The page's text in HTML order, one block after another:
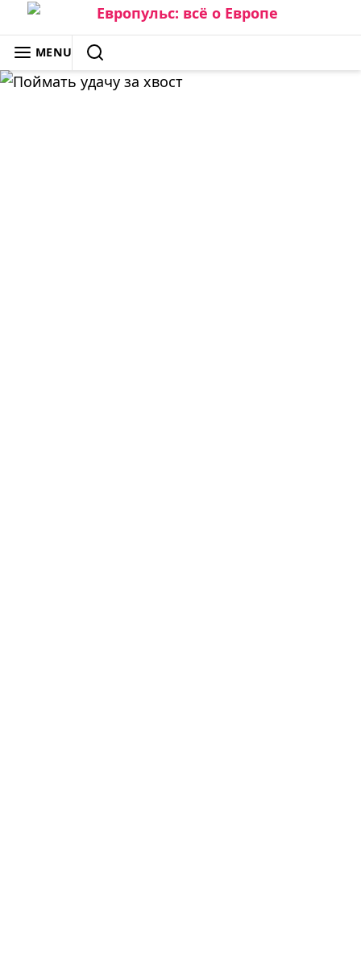
Skip
to
content
ЕВРОПУЛЬС: ВСЁ О ЕВРОПЕ
MENU
SEARCH